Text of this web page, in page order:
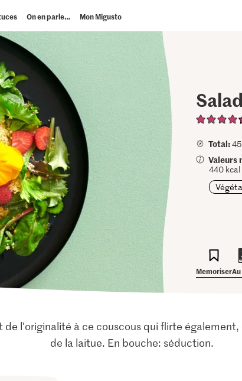
On en parle… Mon Migusto
Total:
Valeurs
440 kcal
Memoriser
l'originalité à ce couscous qui flirte
de la laitue. En bouche: séduction.